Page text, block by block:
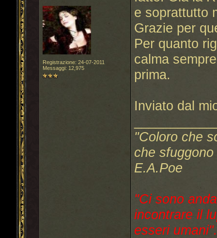
Registrazione: 24-07-2011
Messaggi: 12,975
e soprattutto
Grazie per
Per quanto
calma
prima.
Inviato dal
"Coloro che
che
E.A.Poe
"Ci sono
incontrare il
esseri